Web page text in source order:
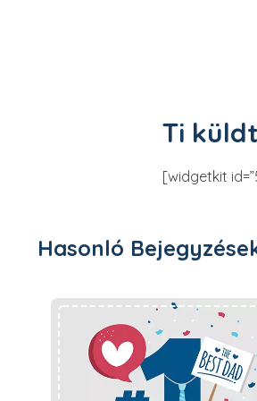
Ti
[widgetkit
Hasonló